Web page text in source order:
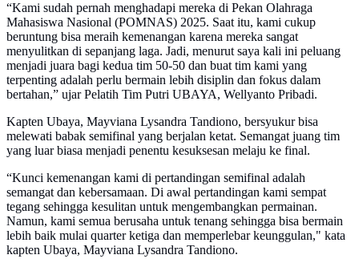
“Kami sudah pernah menghadapi mereka di Pekan Olahraga
Mahasiswa Nasional (POMNAS) 2025. Saat itu, kami cukup
beruntung bisa meraih kemenangan karena mereka sangat
menyulitkan di sepanjang laga. Jadi, menurut saya kali ini peluang
menjadi juara bagi kedua tim 50-50 dan buat tim kami yang
terpenting adalah perlu bermain lebih disiplin dan fokus dalam
bertahan,” ujar Pelatih Tim Putri UBAYA, Wellyanto Pribadi.
Kapten Ubaya, Mayviana Lysandra Tandiono, bersyukur bisa
melewati babak semifinal yang berjalan ketat. Semangat juang tim
yang luar biasa menjadi penentu kesuksesan melaju ke final.
“Kunci kemenangan kami di pertandingan semifinal adalah
semangat dan kebersamaan. Di awal pertandingan kami sempat
tegang sehingga kesulitan untuk mengembangkan permainan.
Namun, kami semua berusaha untuk tenang sehingga bisa bermain
lebih baik mulai quarter ketiga dan memperlebar keunggulan," kata
kapten Ubaya, Mayviana Lysandra Tandiono.